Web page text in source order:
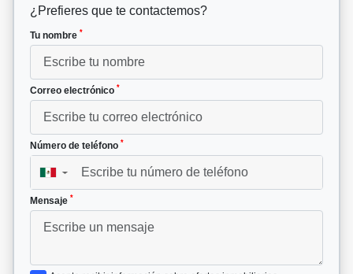
¿Prefieres que te contactemos?
Tu nombre *
Correo electrónico *
Número de teléfono *
▼
Mensaje *